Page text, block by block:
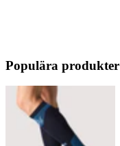
Populära produkter